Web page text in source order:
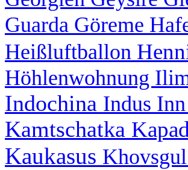
Guarda Göreme
Heißluftballon
Höhlenwohnung
Indochina Indus Inn
Kamtschatka
Kaukasus